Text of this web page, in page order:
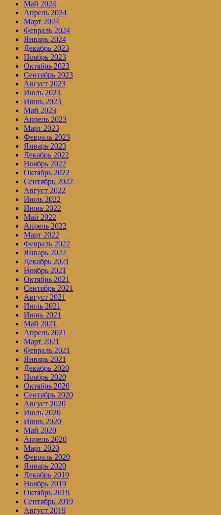
Май 2024
Апрель 2024
Март 2024
Февраль 2024
Январь 2024
Декабрь 2023
Ноябрь 2023
Октябрь 2023
Сентябрь 2023
Август 2023
Июль 2023
Июнь 2023
Май 2023
Апрель 2023
Март 2023
Февраль 2023
Январь 2023
Декабрь 2022
Ноябрь 2022
Октябрь 2022
Сентябрь 2022
Август 2022
Июль 2022
Июнь 2022
Май 2022
Апрель 2022
Март 2022
Февраль 2022
Январь 2022
Декабрь 2021
Ноябрь 2021
Октябрь 2021
Сентябрь 2021
Август 2021
Июль 2021
Июнь 2021
Май 2021
Апрель 2021
Март 2021
Февраль 2021
Январь 2021
Декабрь 2020
Ноябрь 2020
Октябрь 2020
Сентябрь 2020
Август 2020
Июль 2020
Июнь 2020
Май 2020
Апрель 2020
Март 2020
Февраль 2020
Январь 2020
Декабрь 2019
Ноябрь 2019
Октябрь 2019
Сентябрь 2019
Август 2019